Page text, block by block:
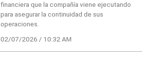
financiera que la compañía viene ejecutando
para asegurar la continuidad de sus
operaciones.
02/07/2026 / 10:32 AM